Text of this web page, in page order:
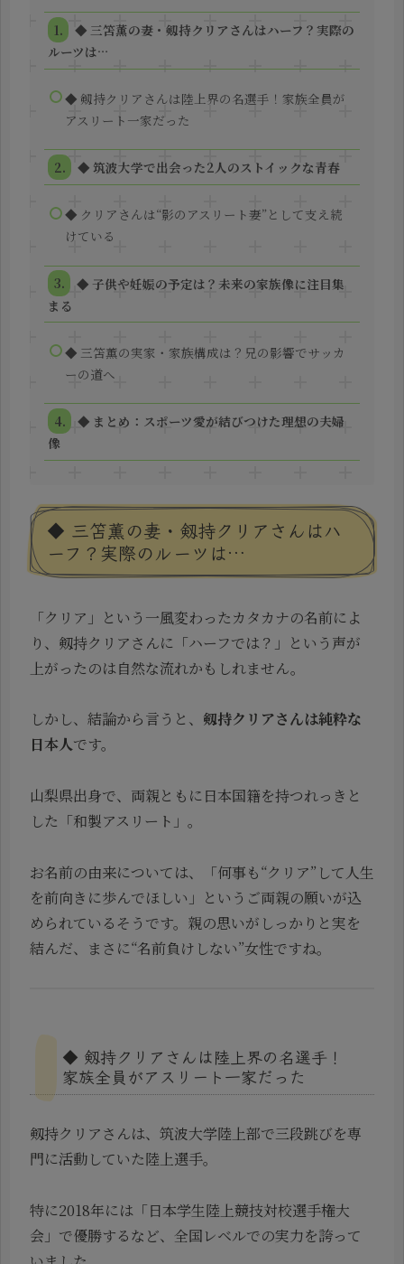
◆ 三笘薫の妻・剱持クリアさんはハーフ？実際の
ルーツは…
◆ 剱持クリアさんは陸上界の名選手！家族全員が
アスリート一家だった
◆ 筑波大学で出会った2人のストイックな青春
◆ クリアさんは“影のアスリート妻”として支え続
けている
◆ 子供や妊娠の予定は？未来の家族像に注目集
まる
◆ 三笘薫の実家・家族構成は？兄の影響でサッカ
ーの道へ
◆ まとめ：スポーツ愛が結びつけた理想の夫婦
像
◆ 三笘薫の妻・剱持クリアさんはハ
ーフ？実際のルーツは…
「クリア」という一風変わったカタカナの名前によ
り、剱持クリアさんに「ハーフでは？」という声が
上がったのは自然な流れかもしれません。
しかし、結論から言うと、 剱持クリアさんは純粋な
日本人です。
山梨県出身で、両親ともに日本国籍を持つれっきと
した「和製アスリート」。
お名前の由来については、「何事も“クリア”して人生
を前向きに歩んでほしい」というご両親の願いが込
められているそうです。親の思いがしっかりと実を
結んだ、まさに“名前負けしない”女性ですね。
◆ 剱持クリアさんは陸上界の名選手！
家族全員がアスリート一家だった
剱持クリアさんは、筑波大学陸上部で三段跳びを専
門に活動していた陸上選手。
特に2018年には「日本学生陸上競技対校選手権大
会」で優勝するなど、全国レベルでの実力を誇って